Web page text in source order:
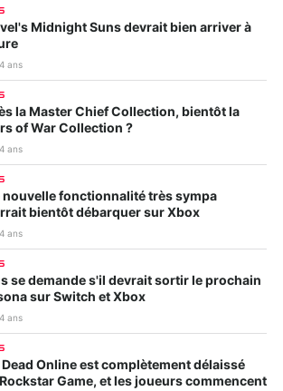
Midnight Suns devrait bien arriver à
ans
la Master Chief Collection, bientôt la
of War Collection ?
ans
nouvelle fonctionnalité très sympa
bientôt débarquer sur Xbox
ans
se demande s'il devrait sortir le prochain
sur Switch et Xbox
ans
Dead Online est complètement délaissé
Game, et les joueurs commencent